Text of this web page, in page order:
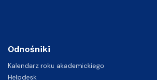
Odnośniki
Kalendarz roku akademickiego
Helpdesk